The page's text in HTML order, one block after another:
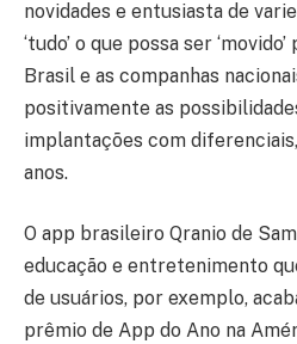
novidades e entusiasta de
‘tudo’ o que possa ser
Brasil e as companhas
positivamente as
implantações com
anos.
O app brasileiro Qranio de
educação e entretenimento
de usuários, por exemplo,
prêmio de App do Ano na